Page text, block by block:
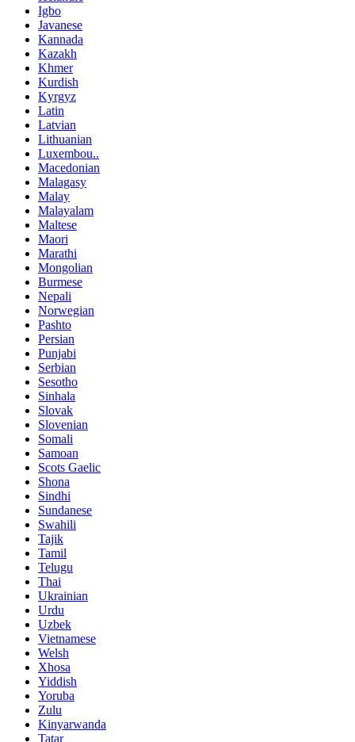
Igbo
Javanese
Kannada
Kazakh
Khmer
Kurdish
Kyrgyz
Latin
Latvian
Lithuanian
Luxembou..
Macedonian
Malagasy
Malay
Malayalam
Maltese
Maori
Marathi
Mongolian
Burmese
Nepali
Norwegian
Pashto
Persian
Punjabi
Serbian
Sesotho
Sinhala
Slovak
Slovenian
Somali
Samoan
Scots Gaelic
Shona
Sindhi
Sundanese
Swahili
Tajik
Tamil
Telugu
Thai
Ukrainian
Urdu
Uzbek
Vietnamese
Welsh
Xhosa
Yiddish
Yoruba
Zulu
Kinyarwanda
Tatar